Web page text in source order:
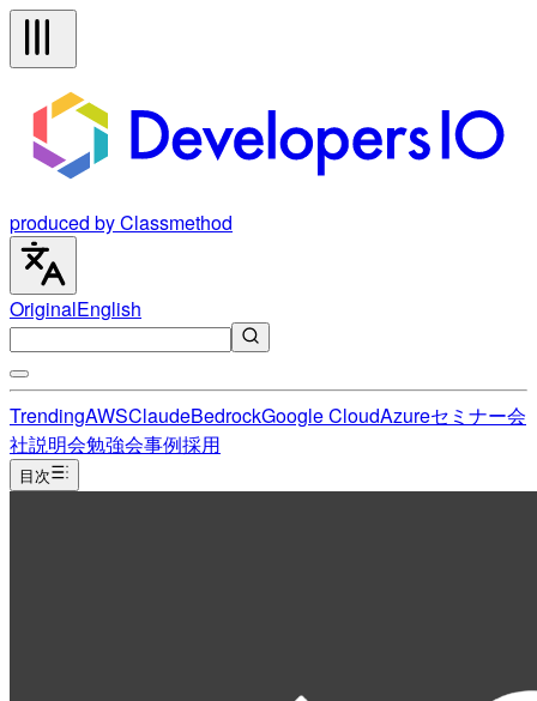
produced by Classmethod
OriginalEnglish
TrendingAWSClaudeBedrockGoogle CloudAzureセミナー会
社説明会勉強会事例採用
目次